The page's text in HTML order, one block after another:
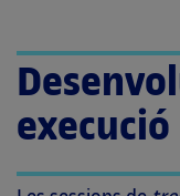
execució